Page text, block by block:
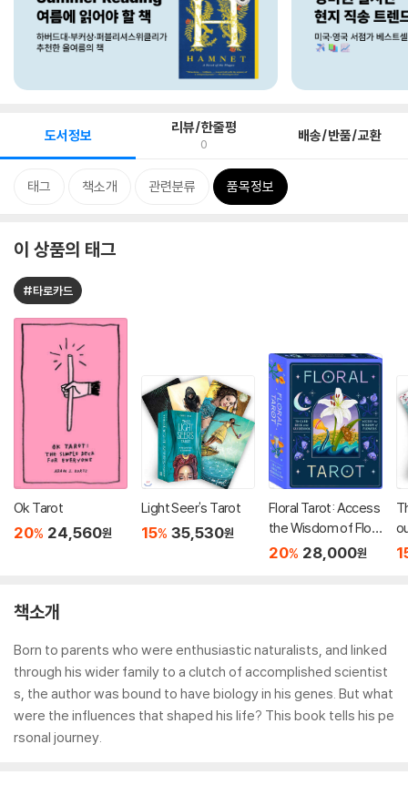
도서정보 리뷰/한줄평
0 배송/반품/교환
태그 책소개 관련분류 품목정보
이 상품의 태그
#타로카드
Ok Tarot
20% 24,560원
Light Seer's Tarot
15% 35,530원
Floral Tarot: Access
the Wisdom of Flow
ers
20% 28,000원
책소개
Born to parents who were enthusiastic naturalists, and linked
through his wider family to a clutch of accomplished scientist
s, the author was bound to have biology in his genes. But what
were the influences that shaped his life? This book tells his pe
rsonal journey.